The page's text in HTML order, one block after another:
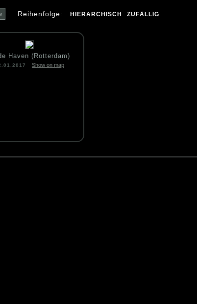
Reihenfolge: HIERARCHISCH ZUFÄLLIG
Haven (Rotterdam)
Show on map